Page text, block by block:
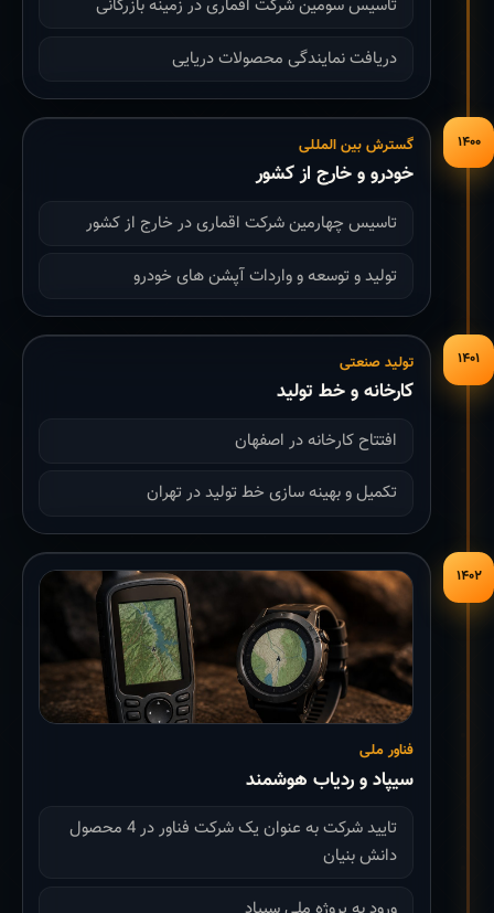
تاسیس سومین شرکت اقماری در زمینه بازرگانی
دریافت نمایندگی محصولات دریایی
۱۴۰۰ گسترش بین المللی
خودرو و خارج از کشور
تاسیس چهارمین شرکت اقماری در خارج از کشور
تولید و توسعه و واردات آپشن های خودرو
۱۴۰۱ تولید صنعتی
کارخانه و خط تولید
افتتاح کارخانه در اصفهان
تکمیل و بهینه سازی خط تولید در تهران
۱۴۰۲
فناور ملی
سیپاد و ردیاب هوشمند
تایید شرکت به عنوان یک شرکت فناور در 4 محصول
دانش بنیان